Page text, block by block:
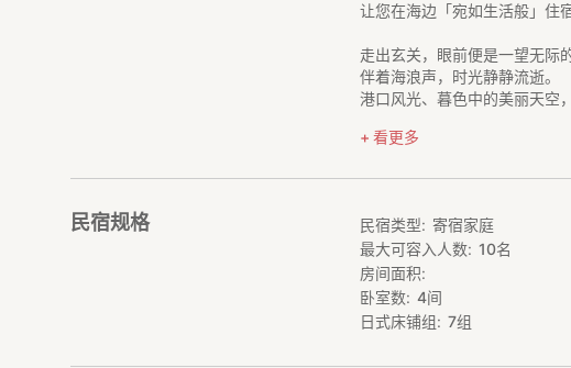
让您在海边「宛如生活般」住
走出玄关，眼前便是一望无际
伴着海浪声，时光静静流逝。
港口风光、暮色中的美丽天空
让您不禁想着「下次还要再来
【适合团体与家庭旅游】
最多可入住10名。无论家庭旅
【户田独有的体验】
可在海边散步、垂钓，或前往
看更多
民宿规格 民宿类型
寄宿家庭
最大可容入人数
10名
房间面积
卧室数
4间
日式床铺组
7组